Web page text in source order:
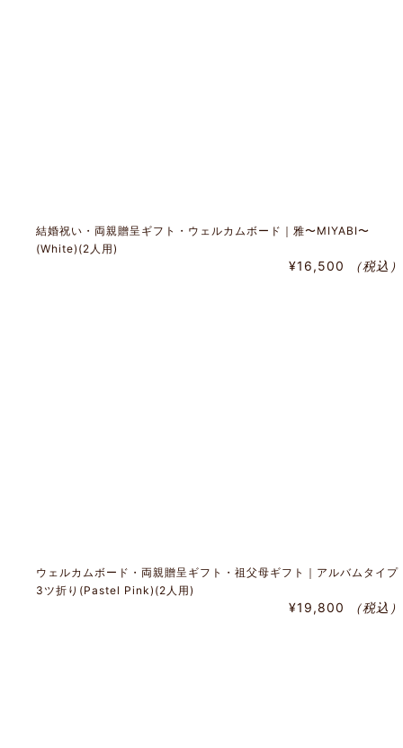
結婚祝い・両親贈呈ギフト・ウェルカムボード｜雅〜MIYABI〜
(White)(2人用)
¥16,500 （税込）
ウェルカムボード・両親贈呈ギフト・祖父母ギフト｜アルバムタイプ
3ツ折り(Pastel Pink)(2人用)
¥19,800 （税込）